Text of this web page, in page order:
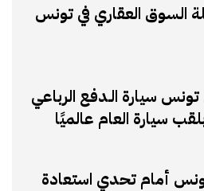
العقاري في تونس
سيارة الـدفع الرباعي
أمام تحدي استعادة